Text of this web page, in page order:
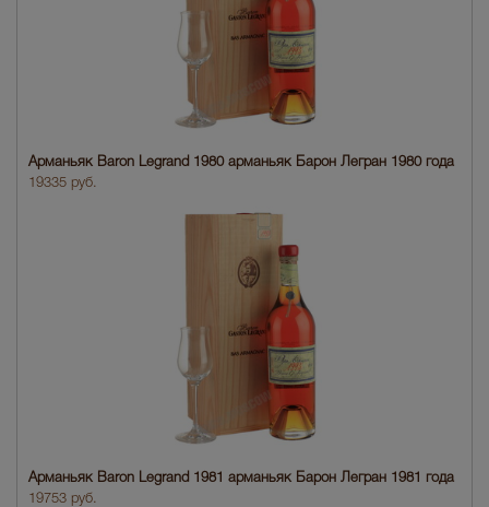
Арманьяк Baron Legrand 1980 арманьяк Барон Легран 1980 года
19335 руб.
Арманьяк Baron Legrand 1981 арманьяк Барон Легран 1981 года
19753 руб.